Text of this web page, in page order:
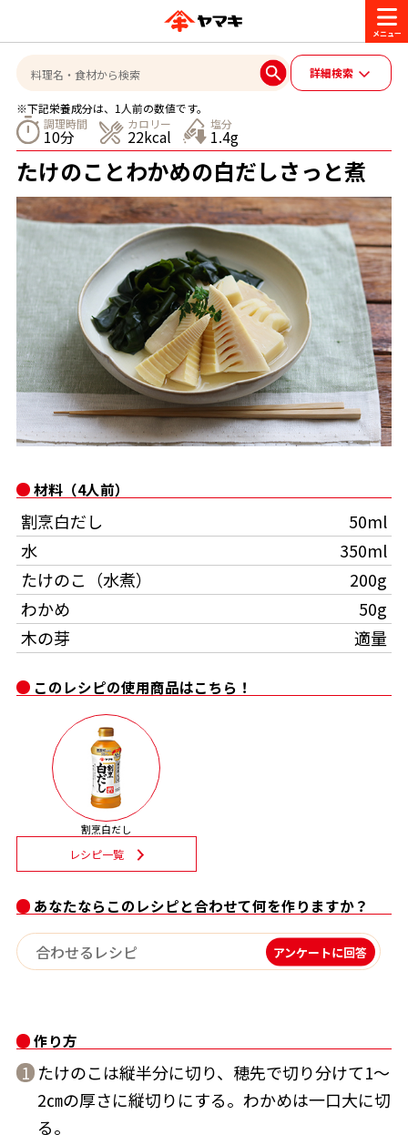
商品情報
ブランド一覧
ヤマキ『めんつゆ』 ヤマキ 割烹白だし
旨さ、別格。だし屋の鍋 韓福善シリーズ
サッと鍋®
楽チン屋® ストレートつゆ
レシピ
おいしいレシピを探す
おいしいレシピトップ
主食レシピ
主菜レシピ
汁物レシピ
おいしいレシピを商品から探す
かつお節レシピ
割烹白だしレシピ
レシピ特設サイト
割烹白だしレシピ特集
だし巻き卵特集
かつおだしが決め手！簡単茶碗蒸し
かつお節・だしを楽しむ
かつお節・だしを知る
だしの取り方
かつお節の削り方
かつお節・だしをもっと知る
かつお節・だしを楽しむ
だしコミュ
CM・キャンペーン
キャンペーン一覧
企業・採用情報
企業情報
- 百年対話
採用情報
- ジョブリターン制
お問い合わせ
ヤマキお客様相談室
オンラインショップ
Global
詳細検索
※下記栄養成分は、1人前の数値です。
調理時間
10分
カロリー
22kcal
塩分
1.4g
たけのことわかめの白だしさっと煮
このレシピの使用商品はこちら！
割烹白だし
レシピ一覧
あなたならこのレシピと合わせて何を作りますか？
アンケートに回答
作り方
1 たけのこは縦半分に切り、穂先で切り分けて1～
2㎝の厚さに縦切りにする。わかめは一口大に切
る。
材料（4人前）
割烹白だし
50ml
水
350ml
たけのこ（水煮）
200g
わかめ
50g
木の芽
適量